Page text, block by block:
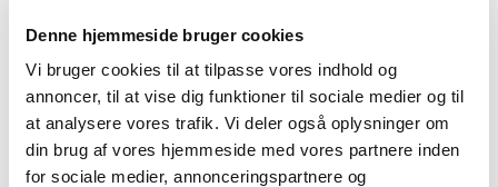
Denne hjemmeside bruger cookies
Vi bruger cookies til at tilpasse vores indhold og
annoncer, til at vise dig funktioner til sociale medier og til
at analysere vores trafik. Vi deler også oplysninger om
din brug af vores hjemmeside med vores partnere inden
for sociale medier, annonceringspartnere og
Alle (2506)
TID
2026 (84)
2025 (158)
2024 (224)